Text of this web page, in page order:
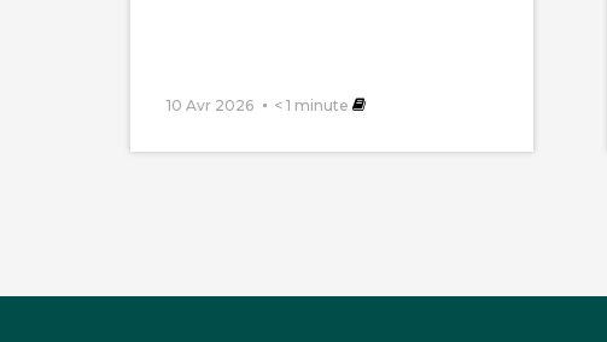
10 Avr 2026 < 1 minute